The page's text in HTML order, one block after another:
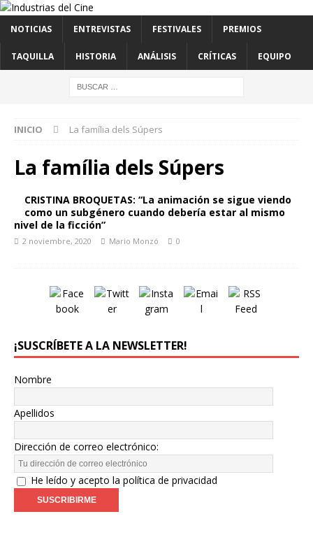
NOTICIAS ENTREVISTAS FESTIVALES PREMIOS
TAQUILLA HISTORIA ANÁLISIS CRÍTICAS EQUIPO
INICIO La família dels Súpers
La família dels Súpers
CRISTINA BROQUETAS: “La animación se sigue viendo
como un subgénero cuando debería estar al mismo
nivel de la ficción”
2 noviembre, 2020 Mario Monzó 0
¡SUSCRÍBETE A LA NEWSLETTER!
Nombre
Apellidos
Dirección de correo electrónico:
He leído y acepto la política de privacidad